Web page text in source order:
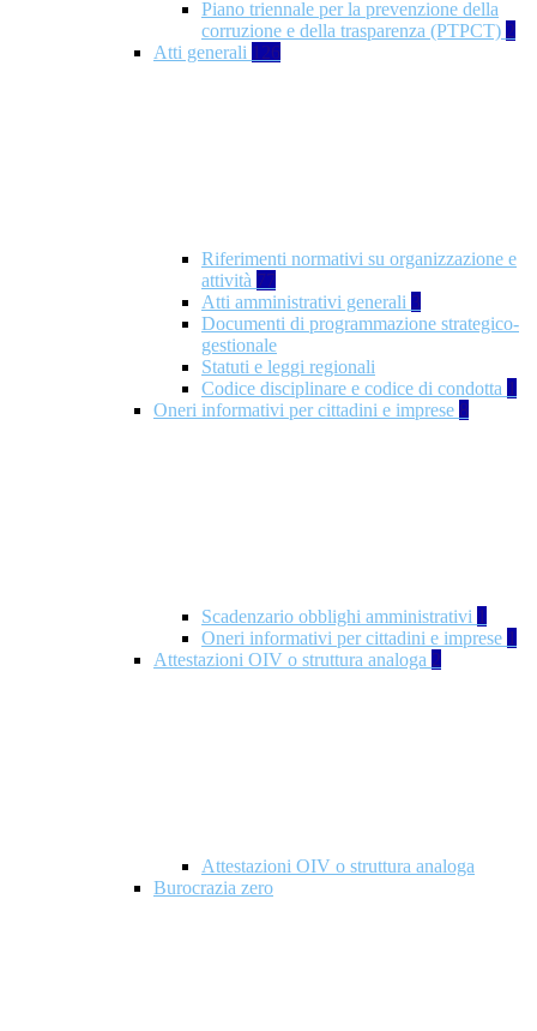
Piano triennale per la prevenzione della
corruzione e della trasparenza (PTPCT) 2
Atti generali 126
Riferimenti normativi su organizzazione e
attività 77
Atti amministrativi generali 3
Documenti di programmazione strategico-
gestionale
Statuti e leggi regionali
Codice disciplinare e codice di condotta 1
Oneri informativi per cittadini e imprese 8
Scadenzario obblighi amministrativi 1
Oneri informativi per cittadini e imprese 1
Attestazioni OIV o struttura analoga 2
Attestazioni OIV o struttura analoga
Burocrazia zero